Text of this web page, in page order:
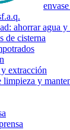
f.a.q.
ahorrar agua y
de cisterna
extracción
limpieza y